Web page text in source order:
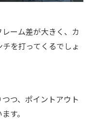
ーム差が大きく、カ
を打ってくるでしょ
つ、ポイントアウト
す。